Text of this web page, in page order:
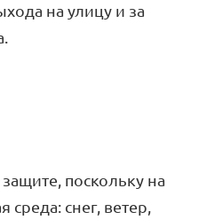
на улицу и за
поскольку на
снег, ветер,